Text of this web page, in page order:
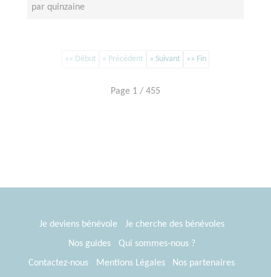
par quinzaine
«« Début « Précédent » Suivant »» Fin
Page 1 / 455
Je deviens bénévole
Je cherche des bénévoles
Nos guides
Qui sommes-nous ?
Contactez-nous
Mentions Légales
Nos partenaires